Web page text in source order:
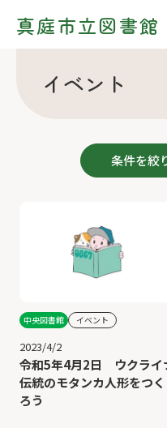
真庭市立図書館
イベント
条件を絞
中央図書館 イベント
2023/4/2
令和5年4月2日 ウクライ
伝統のモタンカ人形をつく
ろう